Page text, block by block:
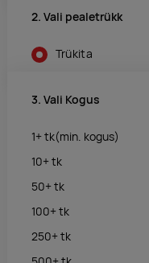
2. Vali pealetrükk
Trükita
3. Vali Kogus
1+tk(min. kogus)
10+tk
50+tk
100+tk
250+tk